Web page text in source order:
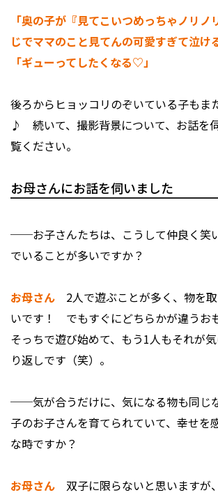
「奥の子が『見てこいつめっちゃノリノ
じでママのこと見てんの可愛すぎて泣け
「ギューってしたくなる♡」
後ろからヒョッコリのぞいている子もま
♪ 続いて、撮影背景について、お話を
覧ください。
お母さんにお話を伺いました
──お子さんたちは、こうして仲良く笑
でいることが多いですか？
お母さん 2人で遊ぶことが多く、物を
いです！ でもすぐにどちらかが違うお
そっちで遊び始めて、もう1人もそれが
り返しです（笑）。
──気が合うだけに、気になる物も同
子のお子さんを育てられていて、幸せを
な時ですか？
お母さん 双子に限らないと思いますが